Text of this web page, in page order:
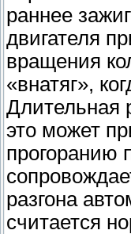
раннее
двигателя
вращения
«внатяг»,
Длительная
это может
прогоранию
разгона
считается